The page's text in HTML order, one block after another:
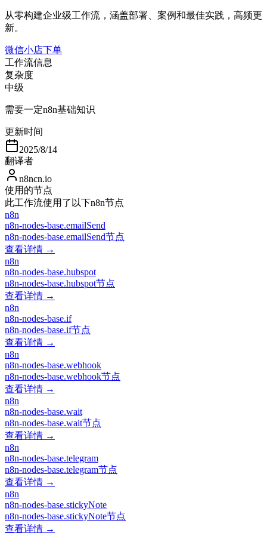
从零构建企业级工作流，涵盖部署、案例和最佳实践，高频更
新。
微信小店下单
工作流信息
复杂度
中级
需要一定n8n基础知识
更新时间
2025/8/14
翻译者
n8ncn.io
使用的节点
此工作流使用了以下n8n节点
n8n
n8n-nodes-base.emailSend
n8n-nodes-base.emailSend节点
查看详情 →
n8n
n8n-nodes-base.hubspot
n8n-nodes-base.hubspot节点
查看详情 →
n8n
n8n-nodes-base.if
n8n-nodes-base.if节点
查看详情 →
n8n
n8n-nodes-base.webhook
n8n-nodes-base.webhook节点
查看详情 →
n8n
n8n-nodes-base.wait
n8n-nodes-base.wait节点
查看详情 →
n8n
n8n-nodes-base.telegram
n8n-nodes-base.telegram节点
查看详情 →
n8n
n8n-nodes-base.stickyNote
n8n-nodes-base.stickyNote节点
查看详情 →